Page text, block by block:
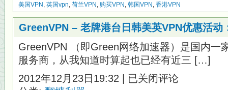
美国VPN , 英国vpn, 荷兰VPN , 购买VPN , 韩国VPN , 香港VPN
GreenVPN – 老牌港台日韩美英VPN优惠活动
GreenVPN （即Green网络加速器）是国内一
服务商，从我知道时算起也已经有近三 […]
2012年12月23日19:32 |
GreenVPN
–
已关闭评论